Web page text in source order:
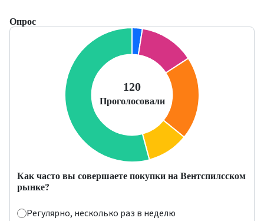
Опрос
Как часто вы совершаете покупки на Вентспилсском
рынке?
Регулярно, несколько раз в неделю